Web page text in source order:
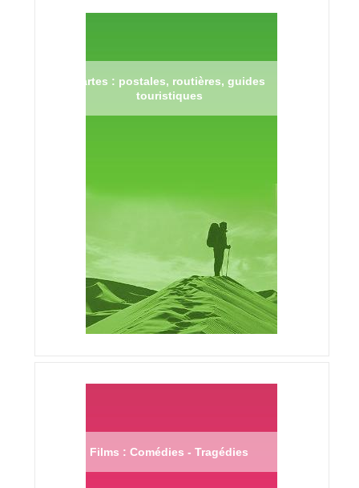
Cartes : postales, routières, guides
touristiques
Films : Comédies - Tragédies